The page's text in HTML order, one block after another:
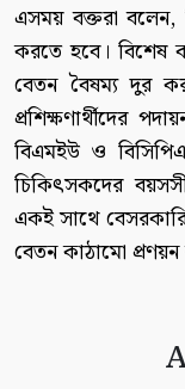
এসময় বক্তরা বলেন,
করতে হবে। বিশেষ
বেতন বৈষম্য দুর
প্রশিক্ষণার্থীদের
বিএমইউ ও
চিকিৎসকদের
একই সাথে বেসরকারি
বেতন কাঠামো